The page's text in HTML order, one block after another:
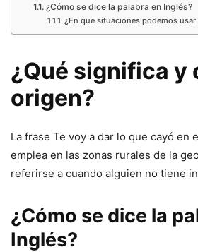
¿Cómo se dice la palabra en Inglés?
¿En que situaciones podemos usar
¿Qué significa y
origen?
La frase Te voy a dar lo que cayó en
emplea en las zonas rurales de la
referirse a cuando alguien no tiene
¿Cómo se dice la
Inglés?